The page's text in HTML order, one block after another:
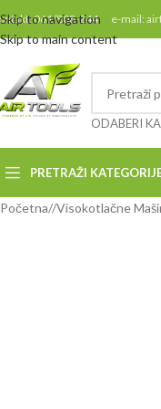
Skip to navigation
Skip to main content
061/808-244 e-mail:
ODABERI
PRETRAŽI
Početna/ Visokotlačne